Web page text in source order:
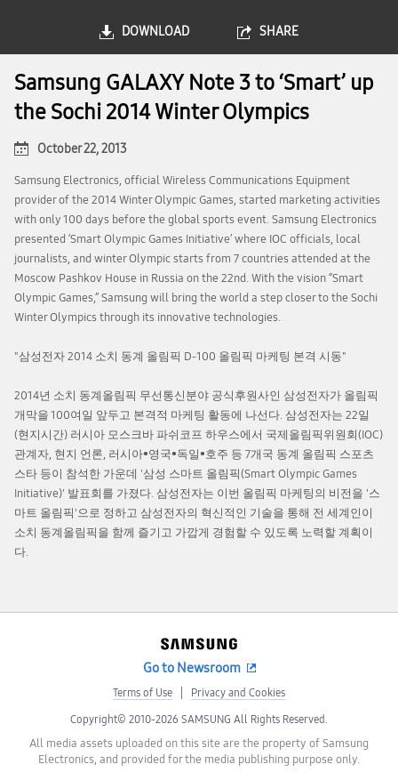
DOWNLOAD SHARE
Samsung GALAXY Note 3 to ‘Smart’ up
the Sochi 2014 Winter Olympics
October 22, 2013
Samsung Electronics, official Wireless Communications Equipment
provider of the 2014 Winter Olympic Games, started marketing activities
with only 100 days before the global sports event. Samsung Electronics
presented ‘Smart Olympic Games Initiative’ where IOC officials, local
journalists, and winter Olympic starts from 7 countries attended at the
Moscow Pashkov House in Russia on the 22nd. With the vision “Smart
Olympic Games,” Samsung will bring the world a step closer to the Sochi
Winter Olympics through its innovative technologies.
"삼성전자 2014 소치 동계 올림픽 D-100 올림픽 마케팅 본격 시동"
2014년 소치 동계올림픽 무선통신분야 공식후원사인 삼성전자가 올림픽
개막을 100여일 앞두고 본격적 마케팅 활동에 나선다. 삼성전자는 22일
(현지시간) 러시아 모스크바 파쉬코프 하우스에서 국제올림픽위원회(IOC)
관계자, 현지 언론, 러시아•영국•독일•호주 등 7개국 동계 올림픽 스포츠
스타 등이 참석한 가운데 '삼성 스마트 올림픽(Smart Olympic Games
Initiative)' 발표회를 가졌다. 삼성전자는 이번 올림픽 마케팅의 비전을 '스
마트 올림픽'으로 정하고 삼성전자의 혁신적인 기술을 통해 전 세계인이
소치 동계올림픽을 함께 즐기고 가깝게 경험할 수 있도록 노력할 계획이
다.
Go to Newsroom
Terms of Use Privacy and Cookies
Copyright© 2010-2026 SAMSUNG All Rights Reserved.
All media assets uploaded on this site are the property of Samsung
Electronics, and provided for the media publishing purpose only.